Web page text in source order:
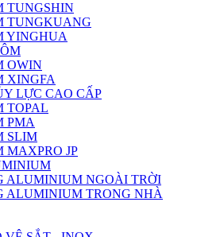
TUNGSHIN
TUNGKUANG
YINGHUA
OWIN
XINGFA
LỰC CAO CẤP
TOPAL
PMA
SLIM
MAXPRO JP
ALUMINIUM NGOÀI TRỜI
ALUMINIUM TRONG NHÀ